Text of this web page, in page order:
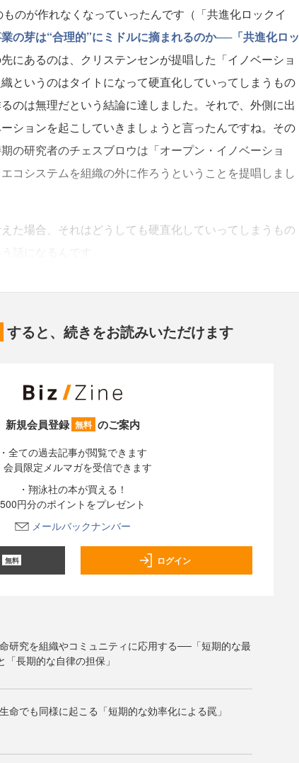
のが作れなくなっていったんです（「共進化ロックイ
の芽は“合理的”にミドルに摘まれるのか──「共進化ロッ
にあるのは、クリステンセンが提唱した「イノベーショ
というのはタイトになって硬直化していってしまうもの
のは無理だという結論に達しました。それで、外側に出
ションを起こしていきましょうと言ったんですね。その
の研究者のチェスブロウは「オープン・イノベーショ
コシステムを組織の外に作ろうということを提唱しまし
た場合、それはどうしても硬直化していってしまうもの
すると、続きをお読みいただけます
新規会員登録 無料 のご案内
・全ての過去記事が閲覧できます
会員限定メルマガを受信できます
・翔泳社の本が買える！
500円分のポイントをプレゼント
メールバックナンバー
無料 ログイン
研究を組織やコミュニティに応用する──「短期的な最
「長期的な自律の担保」
命でも同様に起こる「短期的な効率化による罠」